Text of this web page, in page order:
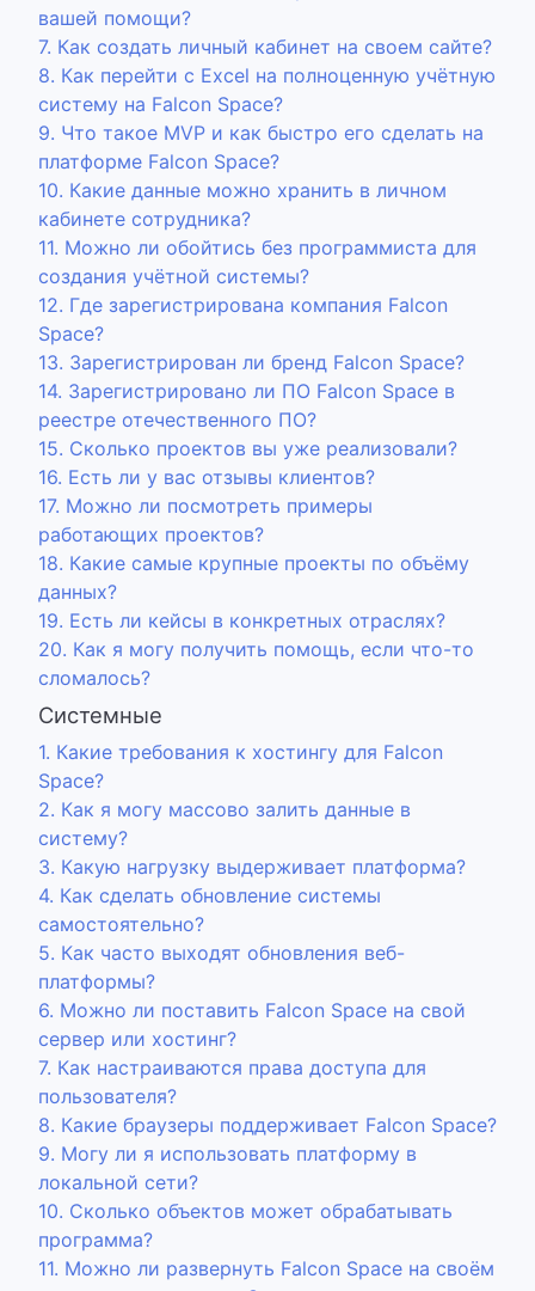
вашей помощи?
7. Как создать личный кабинет на своем сайте?
8. Как перейти с Excel на полноценную учётную
систему на Falcon Space?
9. Что такое MVP и как быстро его сделать на
платформе Falcon Space?
10. Какие данные можно хранить в личном
кабинете сотрудника?
11. Можно ли обойтись без программиста для
создания учётной системы?
12. Где зарегистрирована компания Falcon
Space?
13. Зарегистрирован ли бренд Falcon Space?
14. Зарегистрировано ли ПО Falcon Space в
реестре отечественного ПО?
15. Сколько проектов вы уже реализовали?
16. Есть ли у вас отзывы клиентов?
17. Можно ли посмотреть примеры
работающих проектов?
18. Какие самые крупные проекты по объёму
данных?
19. Есть ли кейсы в конкретных отраслях?
20. Как я могу получить помощь, если что-то
сломалось?
Системные
1. Какие требования к хостингу для Falcon
Space?
2. Как я могу массово залить данные в
систему?
3. Какую нагрузку выдерживает платформа?
4. Как сделать обновление системы
самостоятельно?
5. Как часто выходят обновления веб-
платформы?
6. Можно ли поставить Falcon Space на свой
сервер или хостинг?
7. Как настраиваются права доступа для
пользователя?
8. Какие браузеры поддерживает Falcon Space?
9. Могу ли я использовать платформу в
локальной сети?
10. Сколько объектов может обрабатывать
программа?
11. Можно ли развернуть Falcon Space на своём